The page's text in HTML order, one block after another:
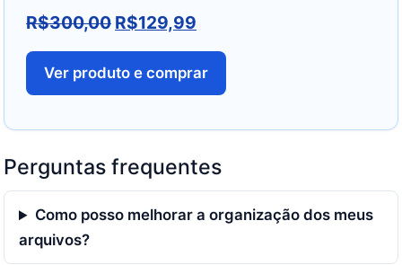
R$300,00 R$129,99
Ver produto e comprar
Perguntas frequentes
Como posso melhorar a organização dos meus
arquivos?